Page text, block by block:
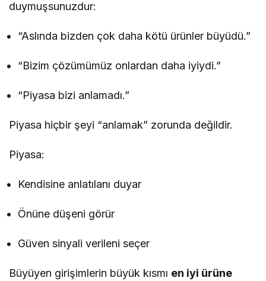
duymuşsunuzdur:
“Aslında bizden çok daha kötü ürünler büyüdü.”
“Bizim çözümümüz onlardan daha iyiydi.”
“Piyasa bizi anlamadı.”
Piyasa hiçbir şeyi “anlamak” zorunda değildir.
Piyasa:
Kendisine anlatılanı duyar
Önüne düşeni görür
Güven sinyali verileni seçer
Büyüyen girişimlerin büyük kısmı en iyi ürüne